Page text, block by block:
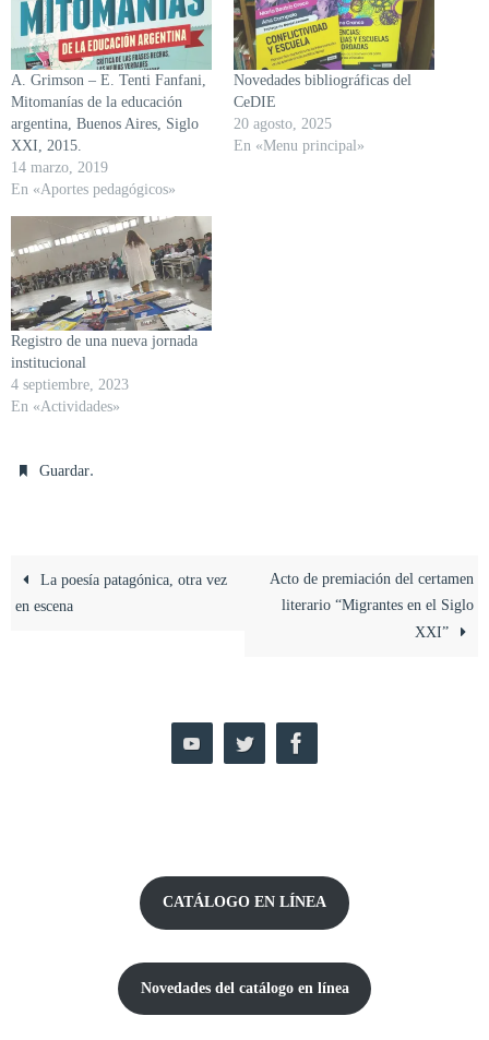
A. Grimson – E. Tenti Fanfani,
Mitomanías de la educación
argentina, Buenos Aires, Siglo
XXI, 2015.
14 marzo, 2019
En «Aportes pedagógicos»
Novedades bibliográficas del
CeDIE
20 agosto, 2025
En «Menu principal»
Registro de una nueva jornada
institucional
4 septiembre, 2023
En «Actividades»
Guardar.
La poesía patagónica, otra vez
en escena
Acto de premiación del certamen
literario “Migrantes en el Siglo
XXI”
CATÁLOGO EN LÍNEA
Novedades del catálogo en línea